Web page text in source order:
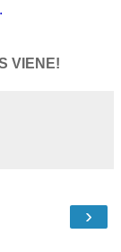
.
VIENE!
›